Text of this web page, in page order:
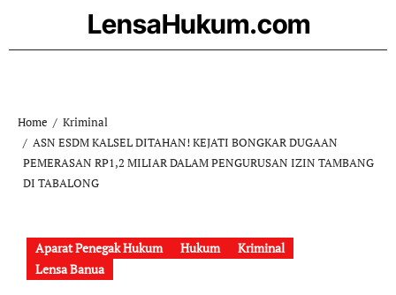
LensaHukum.com
Home
Kriminal
ASN ESDM KALSEL DITAHAN! KEJATI BONGKAR DUGAAN
PEMERASAN RP1,2 MILIAR DALAM PENGURUSAN IZIN TAMBANG
DI TABALONG
Aparat Penegak Hukum Hukum
Kriminal
Lensa Banua